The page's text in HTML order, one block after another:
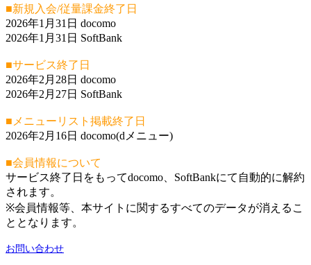
■新規入会/従量課金終了日
2026年1月31日 docomo
2026年1月31日 SoftBank
■サービス終了日
2026年2月28日 docomo
2026年2月27日 SoftBank
■メニューリスト掲載終了日
2026年2月16日 docomo(dメニュー)
■会員情報について
サービス終了日をもってdocomo、SoftBankにて自動的に解約
されます。
※会員情報等、本サイトに関するすべてのデータが消えるこ
ととなります。
お問い合わせ